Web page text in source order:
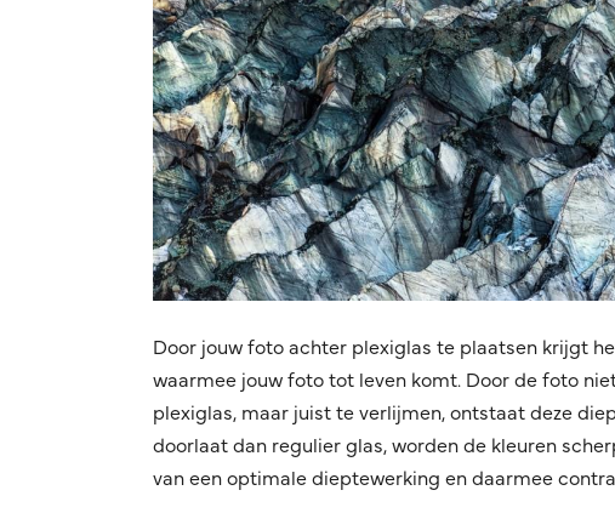
Door jouw foto achter plexiglas te plaatsen krijgt
waarmee jouw foto tot leven komt. Door de foto
plexiglas, maar juist te verlijmen, ontstaat deze
doorlaat dan regulier glas, worden de kleuren
van een optimale dieptewerking en daarmee